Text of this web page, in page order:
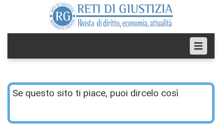
Se questo sito ti piace, puoi dircelo così